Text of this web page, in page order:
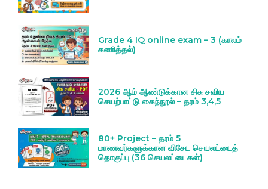
Grade 4 IQ online exam – 3 (காலம்
கணித்தல்)
2026 ஆம் ஆண்டுக்கான சிசு சவிய
செயற்பாட்டு கைந்நூல் – தரம் 3,4,5
80+ Project – தரம் 5
மாணவர்களுக்கான விசேட செயலட்டைத்
தொகுப்பு (36 செயலட்டைகள்)